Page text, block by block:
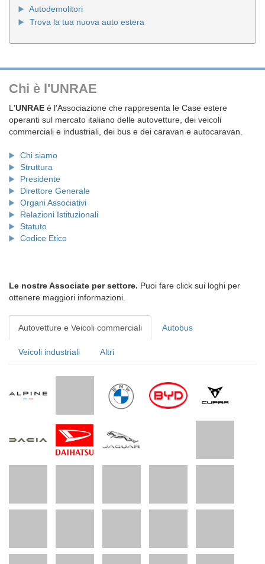
Autodemolitori
Trova la tua nuova auto estera
Chi è l'UNRAE
L'UNRAE è l'Associazione che rappresenta le Case estere
operanti sul mercato italiano delle autovetture, dei veicoli
commerciali e industriali, dei bus e dei caravan e autocaravan.
Chi siamo
Struttura
Presidente
Direttore Generale
Organi Associativi
Relazioni Istituzionali
Statuto
Codice Etico
Le nostre Associate per settore. Puoi fare click sui loghi per
ottenere maggiori informazioni.
Autovetture e Veicoli commerciali Autobus
Veicoli industriali Altri